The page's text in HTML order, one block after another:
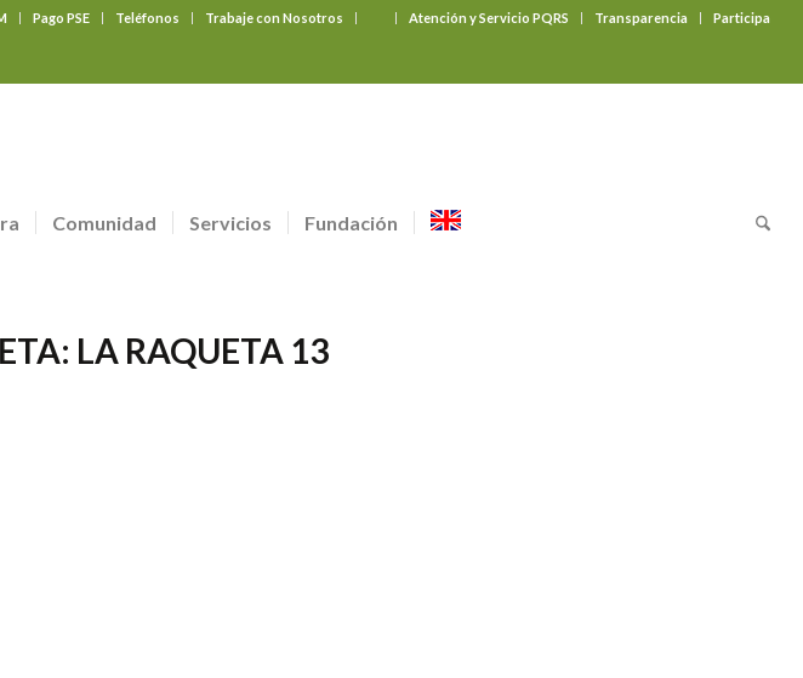
Pago PSE Teléfonos Trabaje con Nosotros Atención y Servicio PQRS Transparencia Participa
Comunidad Servicios Fundación
LA RAQUETA 13